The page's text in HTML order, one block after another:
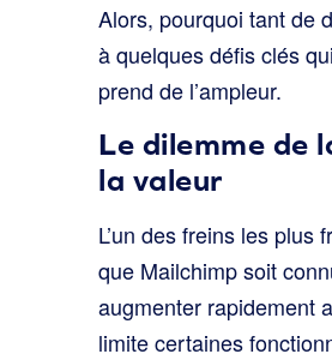
Alors, pourquoi tant de
à quelques défis clés
prend de l’ampleur.
Le dilemme de
la valeur
L’un des freins les
que Mailchimp soit
augmenter rapidement
limite certaines